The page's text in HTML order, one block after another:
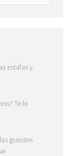
estafas y
Te lo
grandes